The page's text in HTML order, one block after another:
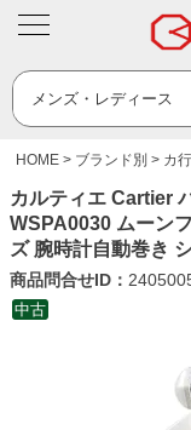
HOME ブランド別 カ行
カルティエ Cartier
WSPA0030 ムーン
ズ 腕時計自動巻き
商品問合せID：
中古